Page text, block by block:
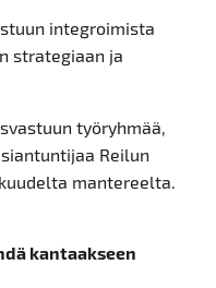
integroimista
strategiaan ja
työryhmää,
Reilun
mantereelta.
kantaakseen